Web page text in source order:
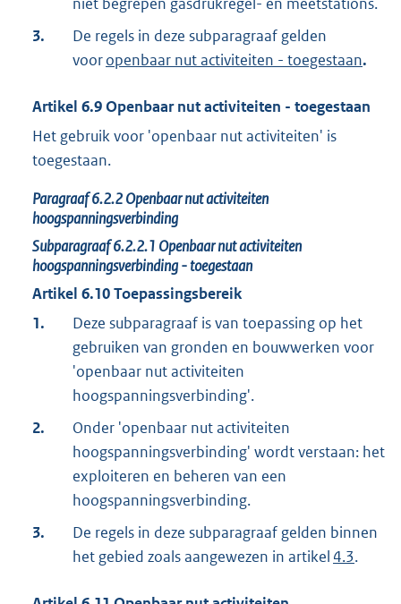
3.
De regels in deze subparagraaf gelden
vooropenbaar nut activiteiten - toegestaan.
Artikel 6.9Openbaar nut activiteiten - toegestaan
Het gebruik voor 'openbaar nut activiteiten' is
toegestaan.
Paragraaf6.2.2Openbaar nut activiteiten
hoogspanningsverbinding
Subparagraaf6.2.2.1 Openbaar nut activiteiten
hoogspanningsverbinding - toegestaan
Artikel 6.10Toepassingsbereik
1.
Deze subparagraaf is van toepassing op het
gebruiken van gronden en bouwwerken voor
'openbaar nut activiteiten
hoogspanningsverbinding'.
2.
Onder 'openbaar nut activiteiten
hoogspanningsverbinding' wordt verstaan: het
exploiteren en beheren van een
hoogspanningsverbinding.
3.
De regels in deze subparagraaf gelden binnen
het gebied zoals aangewezen in artikel 4.3.